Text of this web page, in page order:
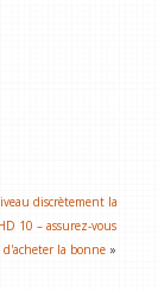
discrètement la
10 – assurez-vous
d'acheter la bonne »